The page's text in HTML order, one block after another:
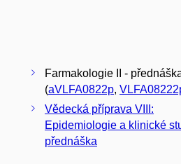
Farmakologie II -
(aVLFA0822p,
Vědecká příprava VIII:
Epidemiologie a klinické
přednáška